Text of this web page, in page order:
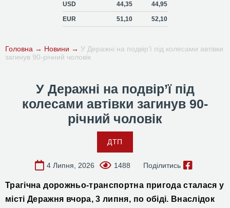
USD 44,35 44,95
EUR 51,10 52,10
Головна → Новини → У Деражні на подвір’ї під колесами автівки
загинув 90-річний чоловік
У Деражні на подвір’ї під
колесами автівки загинув 90-
річний чоловік
ДТП
4 Липня, 2026 1488 Поділитись
Трагічна дорожньо-транспортна пригода сталасяу
місті Деражня вчора, 3 липня, по обіді. Внаслідок